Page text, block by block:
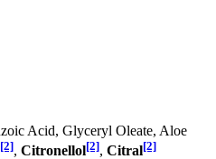
Acid, Glyceryl Oleate, Aloe
[2], Citronellol[2], Citral[2]